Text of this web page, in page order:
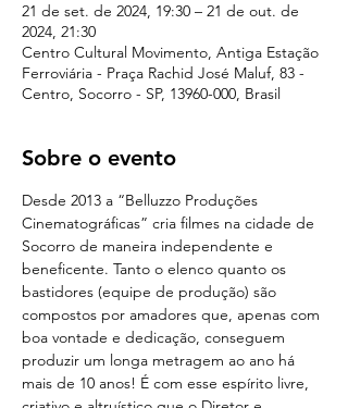
21 de set. de 2024, 19:30 – 21 de out. de
2024, 21:30
Centro Cultural Movimento, Antiga Estação
Ferroviária - Praça Rachid José Maluf, 83 -
Centro, Socorro - SP, 13960-000, Brasil
Sobre o evento
Desde 2013 a “Belluzzo Produções
Cinematográficas” cria filmes na cidade de
Socorro de maneira independente e
beneficente. Tanto o elenco quanto os
bastidores (equipe de produção) são
compostos por amadores que, apenas com
boa vontade e dedicação, conseguem
produzir um longa metragem ao ano há
mais de 10 anos! É com esse espírito livre,